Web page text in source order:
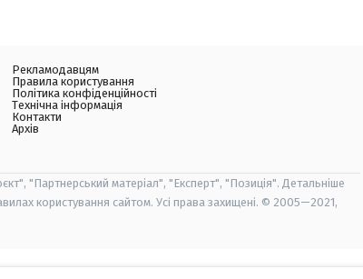
Рекламодавцям
Правила користування
Політика конфіденційності
Технічна інформація
Контакти
Архів
"Партнерський матеріал", "Експерт", "Позиція". Детальніше
користування сайтом. Усі права захищені. © 2005—2021,